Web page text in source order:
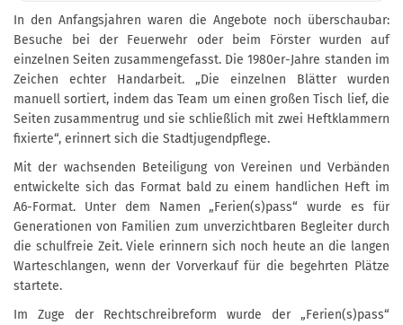
In den Anfangsjahren waren die Angebote noch überschaubar:
Besuche bei der Feuerwehr oder beim Förster wurden auf
einzelnen Seiten zusammengefasst. Die 1980er-Jahre standen im
Zeichen echter Handarbeit. „Die einzelnen Blätter wurden
manuell sortiert, indem das Team um einen großen Tisch lief, die
Seiten zusammentrug und sie schließlich mit zwei Heftklammern
fixierte“, erinnert sich die Stadtjugendpflege.
Mit der wachsenden Beteiligung von Vereinen und Verbänden
entwickelte sich das Format bald zu einem handlichen Heft im
A6-Format. Unter dem Namen „Ferien(s)pass“ wurde es für
Generationen von Familien zum unverzichtbaren Begleiter durch
die schulfreie Zeit. Viele erinnern sich noch heute an die langen
Warteschlangen, wenn der Vorverkauf für die begehrten Plätze
startete.
Im Zuge der Rechtschreibreform wurde der „Ferien(s)pass“